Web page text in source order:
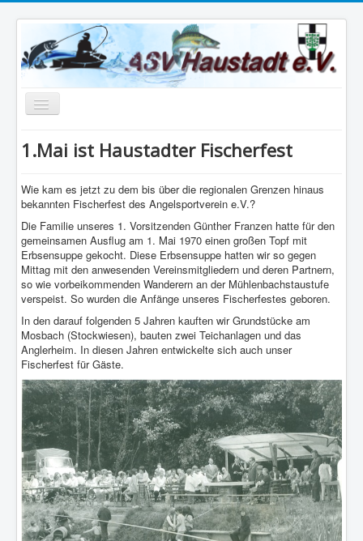
Navigation
Home
Datenschutzerklärung
Impressum
1.Mai ist Haustadter Fischerfest
Wie kam es jetzt zu dem bis über die regionalen Grenzen hinaus
bekannten Fischerfest des Angelsportverein e.V.?
Die Familie unseres 1. Vorsitzenden Günther Franzen hatte für den
gemeinsamen Ausflug am 1. Mai 1970 einen großen Topf mit
Erbsensuppe gekocht. Diese Erbsensuppe hatten wir so gegen
Mittag mit den anwesenden Vereinsmitgliedern und deren Partnern,
so wie vorbeikommenden Wanderern an der Mühlenbachstaustufe
verspeist. So wurden die Anfänge unseres Fischerfestes geboren.
In den darauf folgenden 5 Jahren kauften wir Grundstücke am
Mosbach (Stockwiesen), bauten zwei Teichanlagen und das
Anglerheim. In diesen Jahren entwickelte sich auch unser
Fischerfest für Gäste.